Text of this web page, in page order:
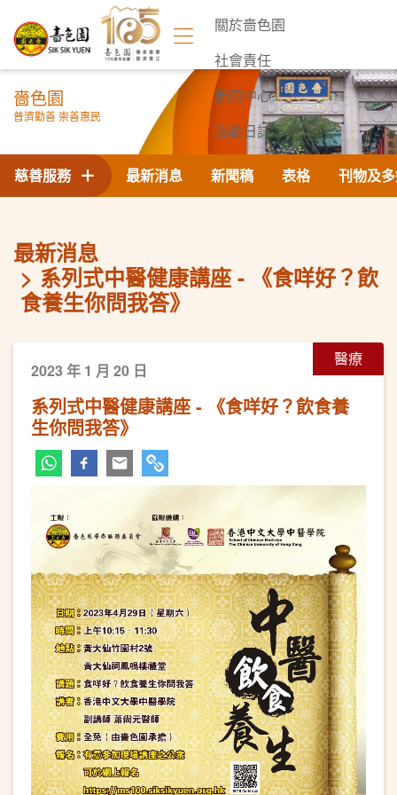
關於嗇色園
社會責任
新聞中心
活動日誌
聯絡我們
嗇色園
普濟勸善 崇善惠民
最新消息 新聞稿 表格 刊物及
慈善服務
最新消息
系列式中醫健康講座 - 《食咩好？飲
食養生你問我答》
醫療
2023 年 1 月 20 日
系列式中醫健康講座 - 《食咩好？飲食養
生你問我答》